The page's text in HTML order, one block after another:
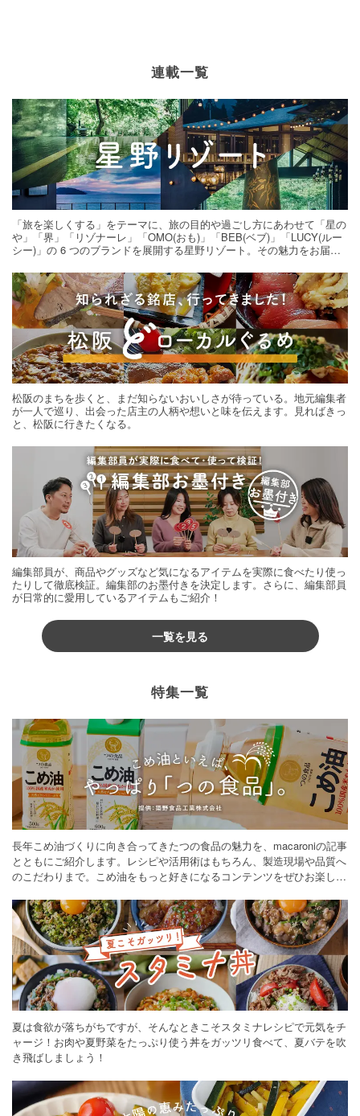
連載一覧
「旅を楽しくする」をテーマに、旅の目的や過ごし方にあわせて「星の
や」「界」「リゾナーレ」「OMO(おも)」「BEB(ベブ)」「LUCY(ルー
シー)」の 6 つのブランドを展開する星野リゾート。その魅力をお届け
松阪のまちを歩くと、まだ知らないおいしさが待っている。地元編集者
が一人で巡り、出会った店主の人柄や想いと味を伝えます。見ればきっ
と、松阪に行きたくなる。
編集部員が、商品やグッズなど気になるアイテムを実際に食べたり使っ
たりして徹底検証。編集部のお墨付きを決定します。さらに、編集部員
が日常的に愛用しているアイテムもご紹介！
一覧を見る
特集一覧
長年こめ油づくりに向き合ってきたつの食品の魅力を、macaroniの記事
とともにご紹介します。レシピや活用術はもちろん、製造現場や品質へ
のこだわりまで。こめ油をもっと好きになるコンテンツをぜひお楽しみ
夏は食欲が落ちがちですが、そんなときこそスタミナレシピで元気をチ
ャージ！お肉や夏野菜をたっぷり使う丼をガッツリ食べて、夏バテを吹
き飛ばしましょう！